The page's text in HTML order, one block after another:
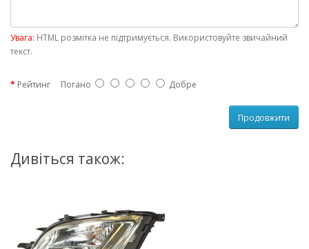
Увага: HTML розмітка не підтримується. Використовуйте звичайний
текст.
Рейтинг Погано Добре
Продовжити
Дивіться також: